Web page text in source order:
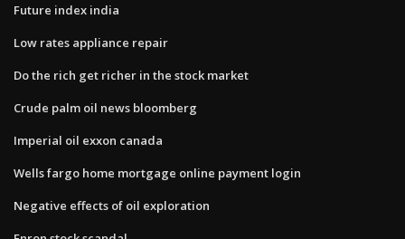
Future index india
Low rates appliance repair
Do the rich get richer in the stock market
Crude palm oil news bloomberg
Imperial oil exxon canada
Wells fargo home mortgage online payment login
Negative effects of oil exploration